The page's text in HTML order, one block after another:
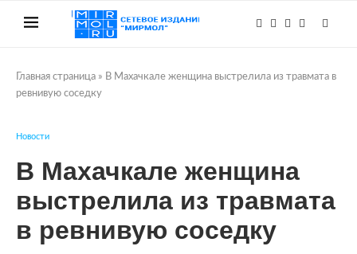
Главная страница » В Махачкале женщина выстрелила из травмата в
ревнивую соседку
Новости
В Махачкале женщина
выстрелила из травмата
в ревнивую соседку